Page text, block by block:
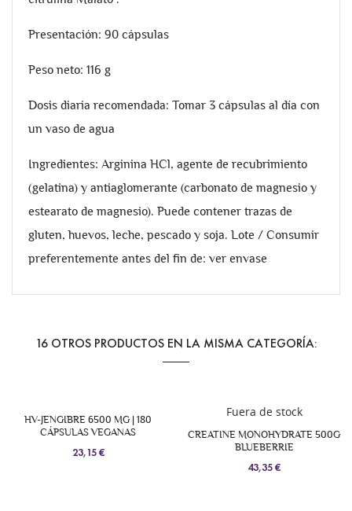
Presentación: 90 cápsulas
Peso neto: 116 g
Dosis diaria recomendada: Tomar 3 cápsulas al día con
un vaso de agua
Ingredientes: Arginina HCl, agente de recubrimiento
(gelatina) y antiaglomerante (carbonato de magnesio y
estearato de magnesio). Puede contener trazas de
gluten, huevos, leche, pescado y soja. Lote / Consumir
preferentemente antes del fin de: ver envase
16 OTROS PRODUCTOS EN LA MISMA CATEGORÍA:
HV-JENGIBRE 6500 MG | 180
CÁPSULAS VEGANAS
23,15 €
Fuera de stock
CREATINE MONOHYDRATE 500G
BLUEBERRIE
43,35 €